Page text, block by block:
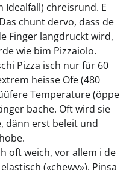
Idealfall) chreisrund. E
chunt dervo, dass de
Finger langdruckt wird,
wie bim Pizzaiolo.
Pizza isch nur für 60
heisse Ofe (480
Temperature (öppe
bache. Oft wird sie
dänn erst beleit und
oft weich, vor allem i de
(«chewy»). Pinsa